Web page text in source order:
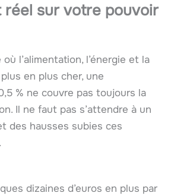
réel sur votre pouvoir
l’alimentation, l’énergie et la
en plus cher, une
% ne couvre pas toujours la
Il ne faut pas s’attendre à un
des hausses subies ces
dizaines d’euros en plus par